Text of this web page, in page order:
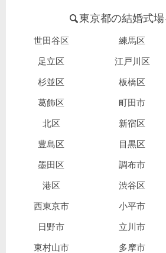
東京都の結婚式
世田谷区 練馬区
足立区 江戸川区
杉並区 板橋区
葛飾区 町田市
北区 新宿区
豊島区 目黒区
墨田区 調布市
港区 渋谷区
西東京市 小平市
日野市 立川市
東村山市 多摩市